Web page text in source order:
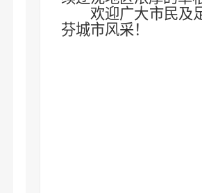
欢迎广大市民及
芬城市风采！